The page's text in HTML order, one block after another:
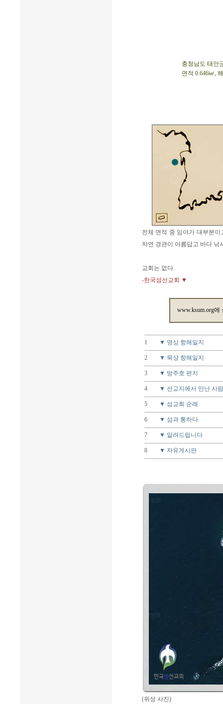
충청남도 태안
면적 0.646㎢,
전체 면적 중 임야가 대부분
자연 경관이 아름답고 바다 낚
교회는 없다.
-한국섬선교회 ▼
www.ksum.org에
1 ▼ 영상 항해일지
2 ▼ 묵상 항해일지
3 ▼ 방주호 편지
4 ▼ 선교지에서 만난 사
5 ▼ 섬교회 순례
6 ▼ 섬과 통하다
7 ▼ 알려드립니다
8 ▼ 자유게시판
(위성 사진)